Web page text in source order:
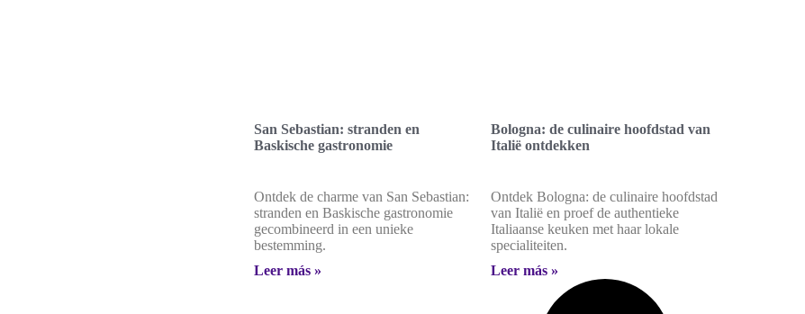
San Sebastian: stranden en
Baskische gastronomie
Ontdek de charme van San Sebastian:
stranden en Baskische gastronomie
gecombineerd in een unieke
bestemming.
Leer más »
Bologna: de culinaire hoofdstad van
Italië ontdekken
Ontdek Bologna: de culinaire hoofdstad
van Italië en proef de authentieke
Italiaanse keuken met haar lokale
specialiteiten.
Leer más »